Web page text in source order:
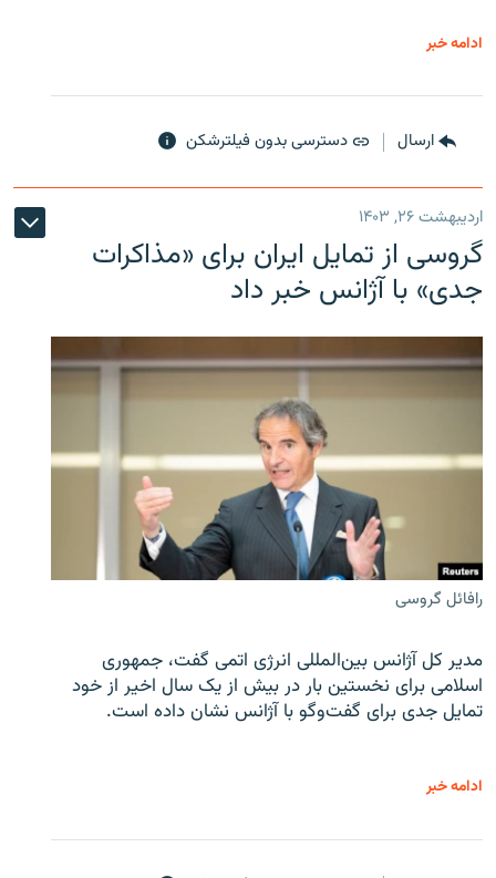
ادامه خبر
ارسال دسترسی بدون فیلترشکن
اردیبهشت ۲۶, ۱۴۰۳
گروسی از تمایل ایران برای «مذاکرات
جدی» با آژانس خبر داد
رافائل گروسی
مدیر کل آژانس بین‌المللی انرژی اتمی گفت، جمهوری
اسلامی برای نخستین بار در بیش از یک سال اخیر از خود
تمایل جدی برای گفت‌وگو با آژانس نشان داده است.
ادامه خبر